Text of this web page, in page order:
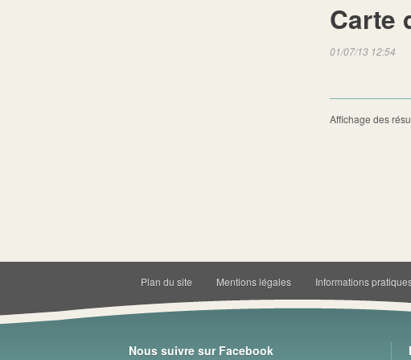
Carte
01/07/13 12:54
Affichage des
Plan du site Mentions légales Informations
Nous suivre sur Facebook